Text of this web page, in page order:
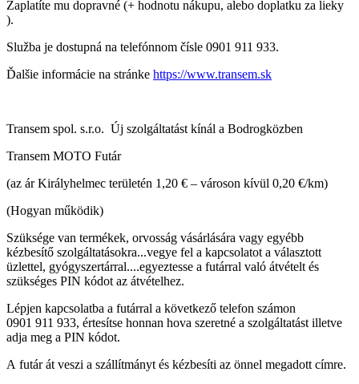
Zaplatíte mu dopravné (+ hodnotu nákupu, alebo doplatku za lieky
).
Služba je dostupná na telefónnom čísle 0901 911 933.
Ďalšie informácie na stránke https://www.transem.sk
Transem spol. s.r.o. Új szolgáltatást kínál a Bodrogközben
Transem MOTO Futár
(az ár Királyhelmec területén 1,20 € – városon kívül 0,20 €/km)
(Hogyan működik)
Szüksége van termékek, orvosság vásárlására vagy egyébb
kézbesítő szolgáltatásokra...vegye fel a kapcsolatot a választott
üzlettel, gyógyszertárral....egyeztesse a futárral való átvételt és
szükséges PIN kódot az átvételhez.
Lépjen kapcsolatba a futárral a következő telefon számon
0901 911 933, értesítse honnan hova szeretné a szolgáltatást illetve
adja meg a PIN kódot.
A futár át veszi a szállítmányt és kézbesíti az önnel megadott címre.